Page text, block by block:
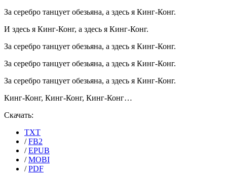
За серебро танцует обезьяна, а здесь я Кинг-Конг.
И здесь я Кинг-Конг, а здесь я Кинг-Конг.
За серебро танцует обезьяна, а здесь я Кинг-Конг.
За серебро танцует обезьяна, а здесь я Кинг-Конг.
За серебро танцует обезьяна, а здесь я Кинг-Конг.
Кинг-Конг, Кинг-Конг, Кинг-Конг…
Скачать:
TXT
/FB2
/EPUB
/MOBI
/PDF